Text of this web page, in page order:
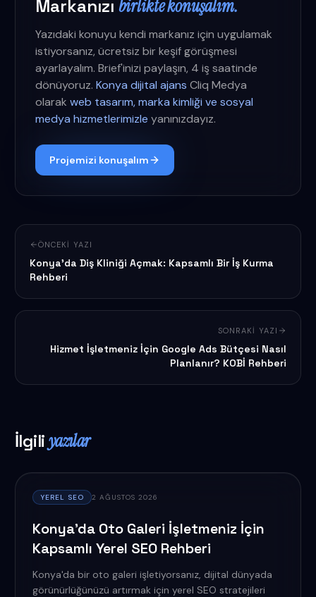
Markanızı birlikte konuşalım.
Yazıdaki konuyu kendi markanız için uygulamak
istiyorsanız, ücretsiz bir keşif görüşmesi
ayarlayalım. Brief'inizi paylaşın, 4 iş saatinde
dönüyoruz. Konya dijital ajans Cliq Medya
olarak web tasarım, marka kimliği ve sosyal
medya hizmetlerimizle yanınızdayız.
Projemizi konuşalım
ÖNCEKI YAZI
Konya'da Diş Kliniği Açmak: Kapsamlı Bir İş Kurma
Rehberi
SONRAKI YAZI
Hizmet İşletmeniz İçin Google Ads Bütçesi Nasıl
Planlanır? KOBİ Rehberi
İlgiliyazılar
YEREL SEO 2 AĞUSTOS 2026
Konya'da Oto Galeri İşletmeniz İçin
Kapsamlı Yerel SEO Rehberi
Konya'da bir oto galeri işletiyorsanız, dijital dünyada
görünürlüğünüzü artırmak için yerel SEO stratejileri